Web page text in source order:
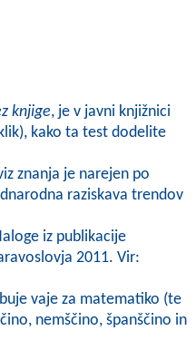
knjige, je v javni knjižnici
kako ta test dodelite
znanja je narejen po
raziskava trendov
iz publikacije
2011. Vir:
vaje za matematiko (te
nemščino, španščino in